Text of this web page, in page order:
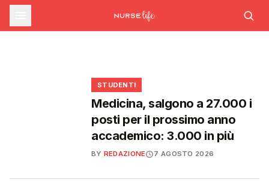
sfide che decideranno il futuro del
Ssn
Decreto PA e sanità: nuovo commissario per
le scorte Covid, liste d'attesa al Siveas e
INFERMIERE
Decreto PA: nuove regole per scorte Covid,
STUDENTI
Medicina, salgono a 27.000 i
posti per il prossimo anno
accademico: 3.000 in più
BY REDAZIONE 7 AGOSTO 2026